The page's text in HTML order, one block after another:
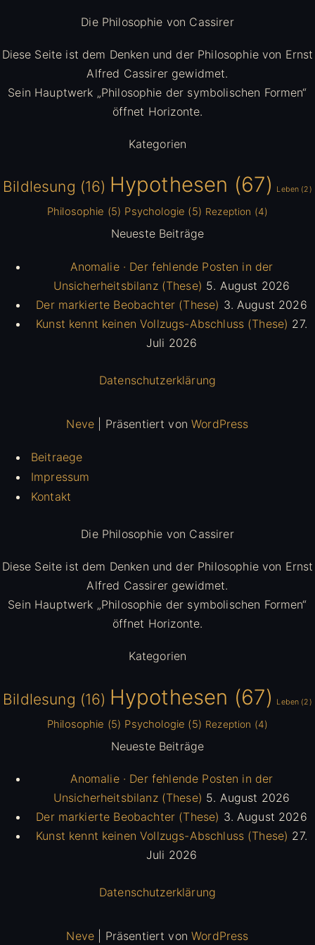
Die Philosophie von Cassirer
Diese Seite ist dem Denken und der Philosophie von Ernst
Alfred Cassirer gewidmet.
Sein Hauptwerk „Philosophie der symbolischen Formen“
öffnet Horizonte.
Kategorien
Bildlesung (16) Hypothesen (67) Leben (2)
Philosophie (5) Psychologie (5) Rezeption (4)
Neueste Beiträge
Anomalie · Der fehlende Posten in der
Unsicherheitsbilanz (These) 5. August 2026
Der markierte Beobachter (These) 3. August 2026
Kunst kennt keinen Vollzugs-Abschluss (These) 27.
Juli 2026
Datenschutzerklärung
Neve | Präsentiert vonWordPress
Beitraege
Impressum
Kontakt
Die Philosophie von Cassirer
Diese Seite ist dem Denken und der Philosophie von Ernst
Alfred Cassirer gewidmet.
Sein Hauptwerk „Philosophie der symbolischen Formen“
öffnet Horizonte.
Kategorien
Bildlesung (16) Hypothesen (67) Leben (2)
Philosophie (5) Psychologie (5) Rezeption (4)
Neueste Beiträge
Anomalie · Der fehlende Posten in der
Unsicherheitsbilanz (These) 5. August 2026
Der markierte Beobachter (These) 3. August 2026
Kunst kennt keinen Vollzugs-Abschluss (These) 27.
Juli 2026
Datenschutzerklärung
Neve | Präsentiert vonWordPress